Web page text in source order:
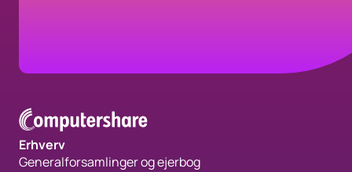
Erhverv
Generalforsamlinger og ejerbog